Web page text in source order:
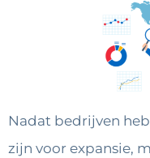
Nadat bedrijven
zijn voor expansie,